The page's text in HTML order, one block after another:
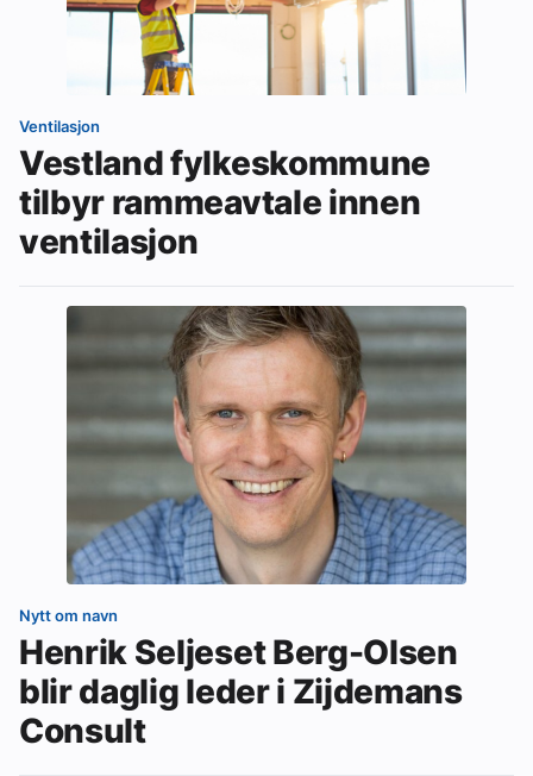
Ventilasjon
Vestland fylkeskommune
tilbyr rammeavtale innen
ventilasjon
Nytt om navn
Henrik Seljeset Berg-Olsen
blir daglig leder i Zijdemans
Consult